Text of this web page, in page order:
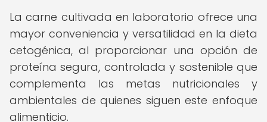
La carne cultivada en laboratorio ofrece una
mayor conveniencia y versatilidad en la dieta
cetogénica, al proporcionar una opción de
proteína segura, controlada y sostenible que
complementa las metas nutricionales y
ambientales de quienes siguen este enfoque
alimenticio.